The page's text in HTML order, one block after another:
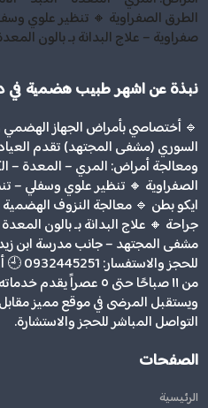
الطرق الصفراوية 🔸 تنظير علوي
صفراوية – علاج البدانة بـ بالون
نبذة عن اشهر طبيب هضمية في
🔹 أختصاصي بأمراض الجهاز الهضمي
السوري (مشفى المجتهد) تقدم
ومعالجة أمراض: المري – المعدة –
الصفراوية 🔸 تنظير علوي وسفلي –
ايكو بطن 🔹 معالجة النزوف
جراحة 🔸 علاج البدانة بـ بالون
مشفى المجتهد – جانب مدرسة ابن
للحجز
من ١١ صباحًا حتى ٥ عصراً
ويستقبل المرضى في موقع مميز
التواصل المباشر للحجز والاستشارة.
الصفحات
الرئيسية